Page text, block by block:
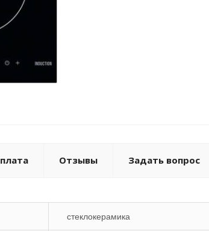
Отзывы Задать вопрос
стеклокерамика